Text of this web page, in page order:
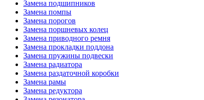
Замена подшипников
Замена помпы
Замена порогов
Замена поршневых колец
Замена приводного ремня
Замена прокладки поддона
Замена пружины подвески
Замена радиатора
Замена раздаточной коробки
Замена рамы
Замена редуктора